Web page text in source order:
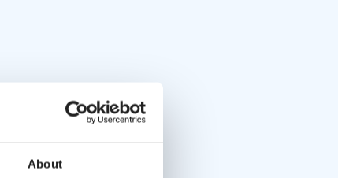
About